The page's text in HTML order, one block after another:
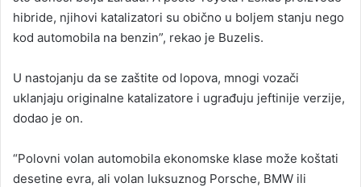
hibride, njihovi katalizatori su obično u boljem stanju nego
kod automobila na benzin”, rekao je Buzelis.
U nastojanju da se zaštite od lopova, mnogi vozači
uklanjaju originalne katalizatore i ugrađuju jeftinije verzije,
dodao je on.
“Polovni volan automobila ekonomske klase može koštati
desetine evra, ali volan luksuznog Porsche, BMW ili